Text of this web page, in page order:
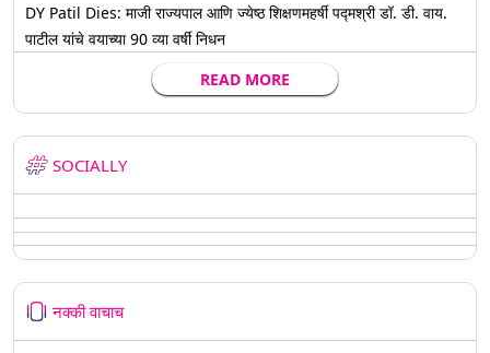
DY Patil Dies: माजी राज्यपाल आणि ज्येष्ठ शिक्षणमहर्षी पद्मश्री डॉ. डी. वाय.
पाटील यांचे वयाच्या 90 व्या वर्षी निधन
READ MORE
SOCIALLY
नक्की वाचाच